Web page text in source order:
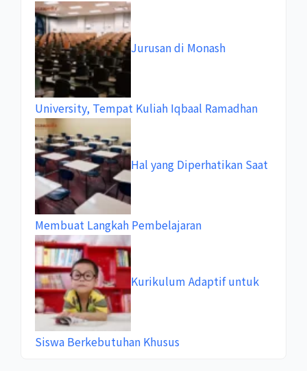
Jurusan di Monash
University, Tempat Kuliah Iqbaal Ramadhan
Hal yang Diperhatikan Saat
Membuat Langkah Pembelajaran
Kurikulum Adaptif untuk
Siswa Berkebutuhan Khusus